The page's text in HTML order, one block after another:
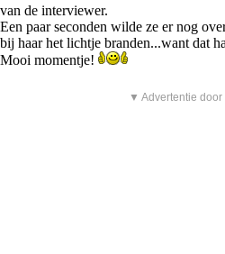
van de interviewer.
Een paar seconden wilde ze er nog
bij haar het lichtje branden...want dat
Mooi momentje!
▼ Advertentie door